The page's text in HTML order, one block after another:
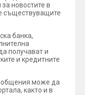
новостите в
съществуващите
банка,
получават и
и кредитните
може да
както и в